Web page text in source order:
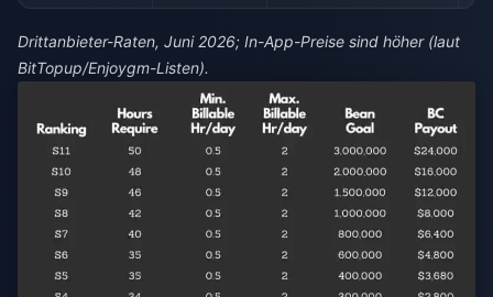
Drittanbieter-Raten, Juni 2026; In-App-Preise sind höher (laut
BitTopup/Enjoygm-Listen).